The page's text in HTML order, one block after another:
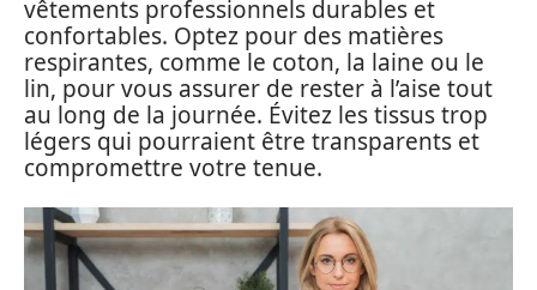
vêtements professionnels durables et
confortables. Optez pour des matières
respirantes, comme le coton, la laine ou le
lin, pour vous assurer de rester à l’aise tout
au long de la journée. Évitez les tissus trop
légers qui pourraient être transparents et
compromettre votre tenue.